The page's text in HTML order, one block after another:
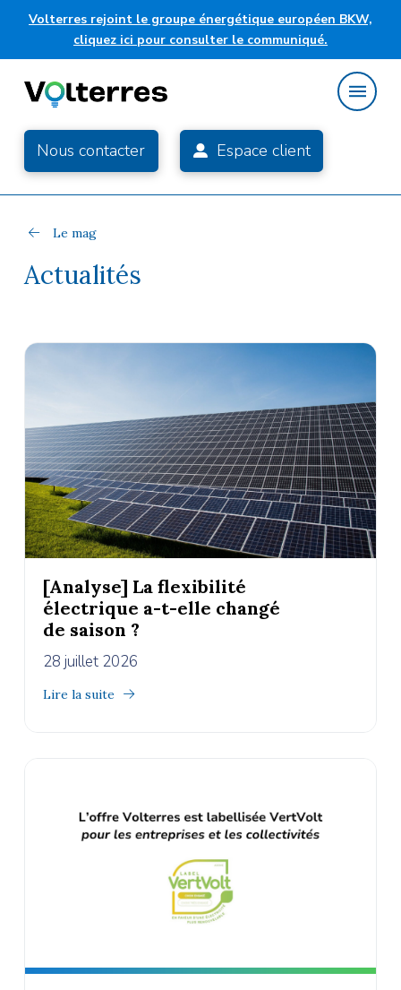
Volterres rejoint le groupe énergétique européen BKW,
cliquez ici pour consulter le communiqué.
Nous contacter Espace client
Le mag
Actualités
[Analyse] La flexibilité
électrique a-t-elle changé
de saison ?
28 juillet 2026
Lire la suite